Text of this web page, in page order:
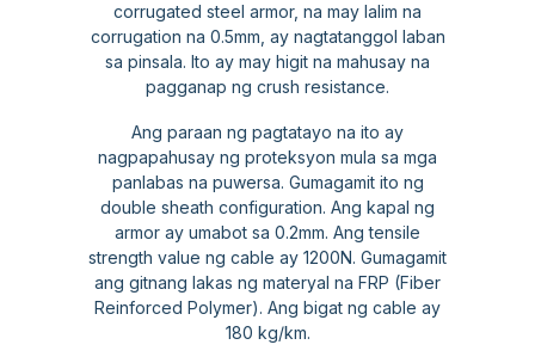
corrugated steel armor, na may lalim na
corrugation na 0.5mm, ay nagtatanggol laban
sa pinsala. Ito ay may higit na mahusay na
pagganap ng crush resistance.
Ang paraan ng pagtatayo na ito ay
nagpapahusay ng proteksyon mula sa mga
panlabas na puwersa. Gumagamit ito ng
double sheath configuration. Ang kapal ng
armor ay umabot sa 0.2mm. Ang tensile
strength value ng cable ay 1200N. Gumagamit
ang gitnang lakas ng materyal na FRP (Fiber
Reinforced Polymer). Ang bigat ng cable ay
180 kg/km.